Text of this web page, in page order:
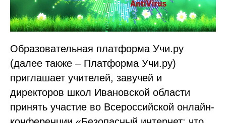
Образовательная платформа Учи.ру
(далее также – Платформа Учи.ру)
приглашает учителей, завучей и
директоров школ Ивановской области
принять участие во Всероссийской онлайн-